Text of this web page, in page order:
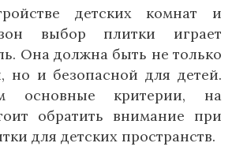
детских комнат и
выбор плитки играет
Она должна быть не только
но и безопасной для детей.
основные критерии, на
обратить внимание при
для детских пространств.